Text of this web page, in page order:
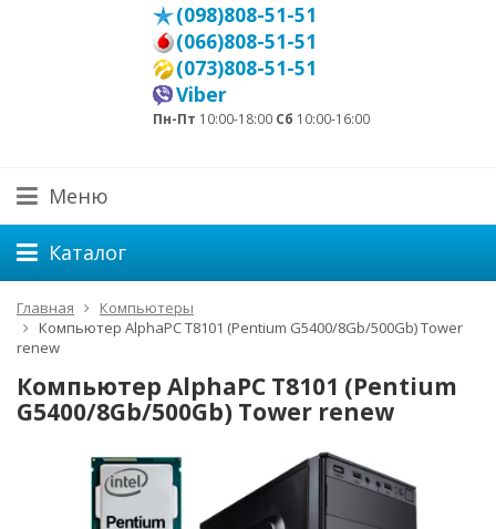
(098)808-51-51
(066)808-51-51
(073)808-51-51
Viber
Пн-Пт 10:00-18:00 Сб 10:00-16:00
Меню
Каталог
Главная
Компьютеры
Компьютер AlphaPC T8101 (Pentium G5400/8Gb/500Gb) Tower
renew
Компьютер AlphaPC T8101 (Pentium
G5400/8Gb/500Gb) Tower renew